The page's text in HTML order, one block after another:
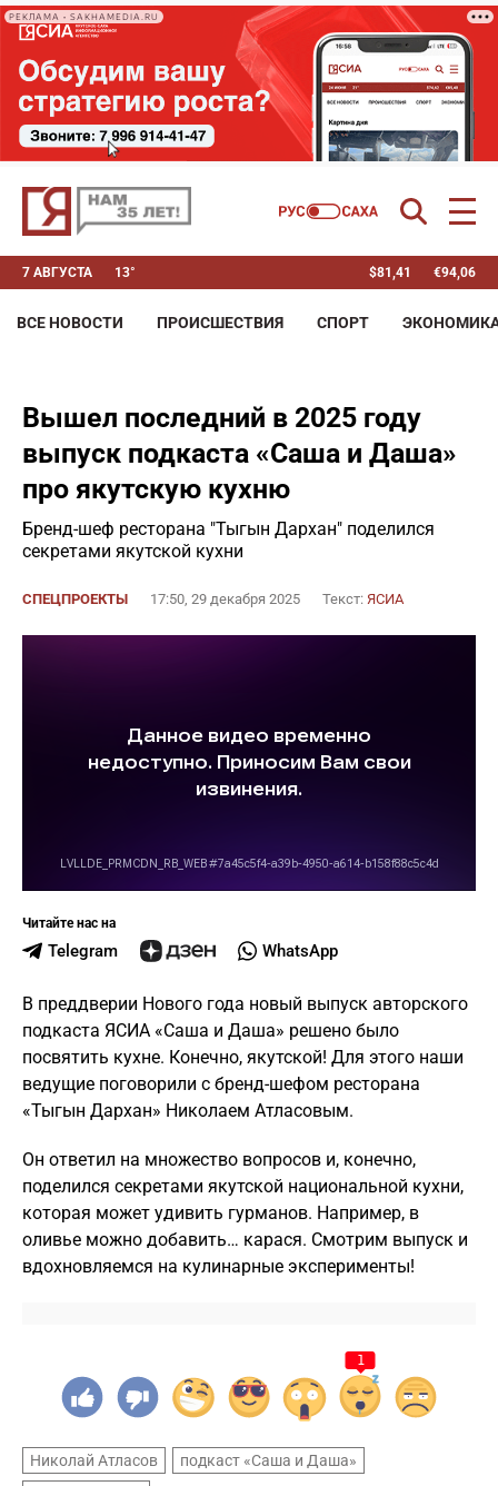
РЕКЛАМА • SAKHAMEDIA.RU
7 АВГУСТА 13° $81,41 €94,06
ВСЕ НОВОСТИ ПРОИСШЕСТВИЯ СПОРТ
Вышел последний в 2025 году
выпуск подкаста «Саша и Даша»
про якутскую кухню
Бренд-шеф ресторана "Тыгын Дархан" поделился
секретами якутской кухни
СПЕЦПРОЕКТЫ 17:50, 29 декабря 2025 Текст: ЯСИА
Читайте нас на
Telegram WhatsApp
В преддверии Нового года новый выпуск авторского
подкаста ЯСИА «Саша и Даша» решено было
посвятить кухне. Конечно, якутской! Для этого наши
ведущие поговорили с бренд-шефом ресторана
«Тыгын Дархан» Николаем Атласовым.
Он ответил на множество вопросов и, конечно,
поделился секретами якутской национальной кухни,
которая может удивить гурманов. Например, в
оливье можно добавить… карася. Смотрим выпуск и
вдохновляемся на кулинарные эксперименты!
1
Николай Атласов
подкаст «Саша и Даша»